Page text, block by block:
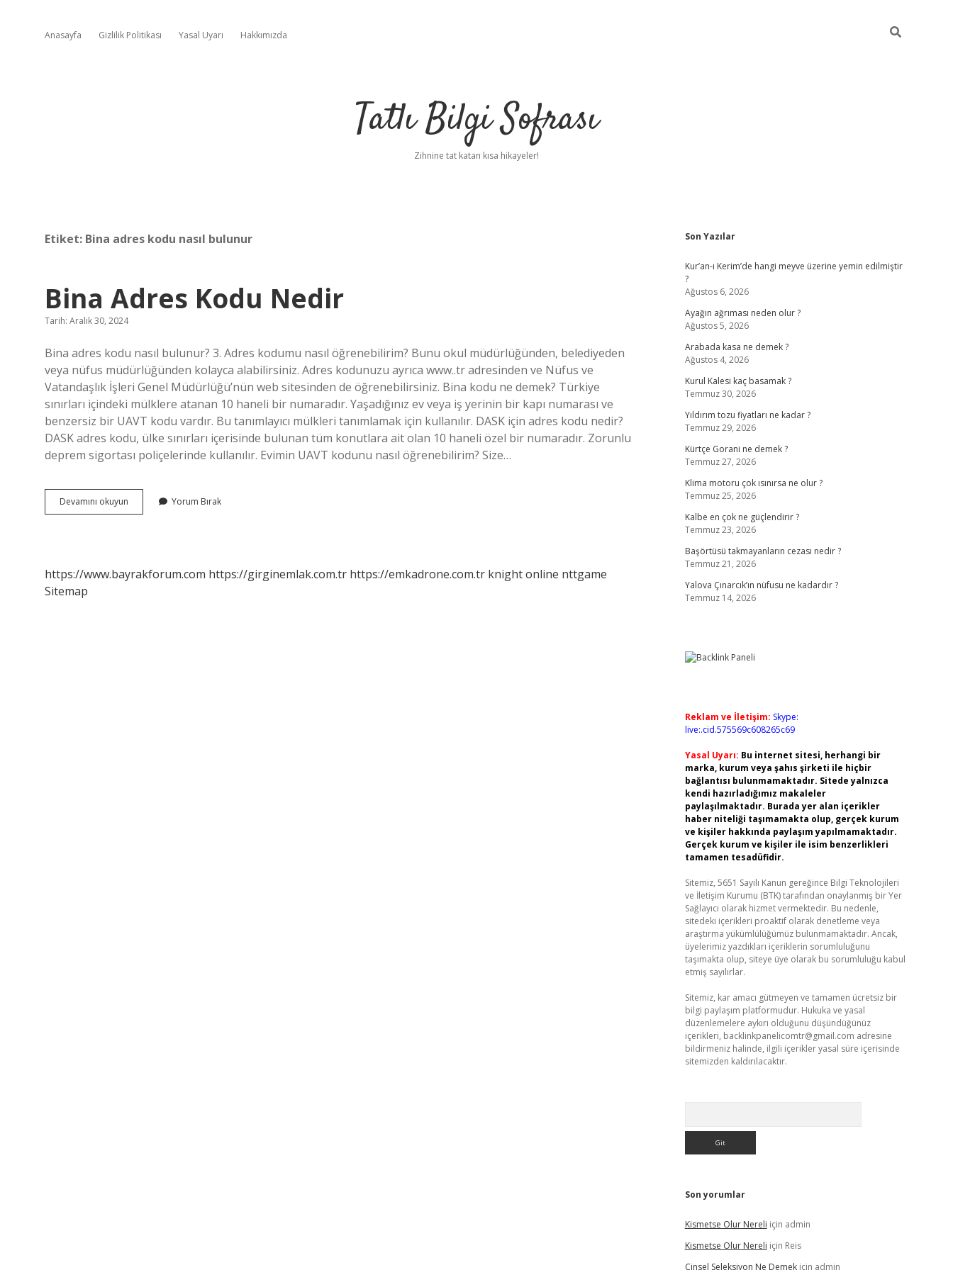
Anasayfa Gizlilik Politikası Yasal Uyarı Hakkımızda
Tatlı Bilgi Sofrası
Zihnine tat katan kısa hikayeler!
Etiket: Bina adres kodu nasıl bulunur
Bina Adres Kodu Nedir
Tarih: Aralık 30, 2024
Bina adres kodu nasıl bulunur? 3. Adres kodumu nasıl öğrenebilirim? Bunu okul müdürlüğünden, belediyeden
veya nüfus müdürlüğünden kolayca alabilirsiniz. Adres kodunuzu ayrıca www..tr adresinden ve Nüfus ve
Vatandaşlık İşleri Genel Müdürlüğü’nün web sitesinden de öğrenebilirsiniz. Bina kodu ne demek? Türkiye
sınırları içindeki mülklere atanan 10 haneli bir numaradır. Yaşadığınız ev veya iş yerinin bir kapı numarası ve
benzersiz bir UAVT kodu vardır. Bu tanımlayıcı mülkleri tanımlamak için kullanılır. DASK için adres kodu nedir?
DASK adres kodu, ülke sınırları içerisinde bulunan tüm konutlara ait olan 10 haneli özel bir numaradır. Zorunlu
deprem sigortası poliçelerinde kullanılır. Evimin UAVT kodunu nasıl öğrenebilirim? Size…
Devamını okuyun
Adres
Yorum Bırak
https://www.bayrakforum.com https://girginemlak.com.tr https://emkadrone.com.tr knight online nttgame
Sitemap
Sidebar
Son Yazılar
Kur’an-ı Kerim’de hangi meyve üzerine yemin edilmiştir
?
Ağustos 6, 2026
Ayağın ağrıması neden olur ?
Ağustos 5, 2026
Arabada kasa ne demek ?
Ağustos 4, 2026
Kurul Kalesi kaç basamak ?
Temmuz 30, 2026
Yıldırım tozu fiyatları ne kadar ?
Temmuz 29, 2026
Kürtçe Gorani ne demek ?
Temmuz 27, 2026
Klima motoru çok ısınırsa ne olur ?
Temmuz 25, 2026
Kalbe en çok ne güçlendirir ?
Temmuz 23, 2026
Başörtüsü takmayanların cezası nedir ?
Temmuz 21, 2026
Yalova Çınarcık’ın nüfusu ne kadardır ?
Temmuz 14, 2026
Reklam ve İletişim: Skype:
live:.cid.575569c608265c69
Yasal Uyarı: Bu internet sitesi, herhangi bir
marka, kurum veya şahıs şirketi ile hiçbir
bağlantısı bulunmamaktadır. Sitede yalnızca
kendi hazırladığımız makaleler
paylaşılmaktadır. Burada yer alan içerikler
haber niteliği taşımamakta olup, gerçek kurum
ve kişiler hakkında paylaşım yapılmamaktadır.
Gerçek kurum ve kişiler ile isim benzerlikleri
tamamen tesadüfidir.
Sitemiz, 5651 Sayılı Kanun gereğince Bilgi Teknolojileri
ve İletişim Kurumu (BTK) tarafından onaylanmış bir Yer
Sağlayıcı olarak hizmet vermektedir. Bu nedenle,
sitedeki içerikleri proaktif olarak denetleme veya
araştırma yükümlülüğümüz bulunmamaktadır. Ancak,
üyelerimiz yazdıkları içeriklerin sorumluluğunu
taşımakta olup, siteye üye olarak bu sorumluluğu kabul
etmiş sayılırlar.
Sitemiz, kar amacı gütmeyen ve tamamen ücretsiz bir
bilgi paylaşım platformudur. Hukuka ve yasal
düzenlemelere aykırı olduğunu düşündüğünüz
içerikleri, backlinkpanelicomtr@gmail.com adresine
bildirmeniz halinde, ilgili içerikler yasal süre içerisinde
sitemizden kaldırılacaktır.
Son yorumlar
Kismetse Olur Nereli için admin
Kismetse Olur Nereli için Reis
Cinsel Seleksiyon Ne Demekiçin admin